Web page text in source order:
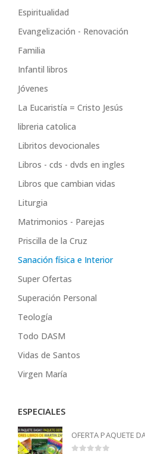
Espiritualidad
Evangelización - Renovación
Familia
Infantil libros
Jóvenes
La Eucaristía = Cristo Jesús
libreria catolica
Libritos devocionales
Libros - cds - dvds en ingles
Libros que cambian vidas
Liturgia
Matrimonios - Parejas
Priscilla de la Cruz
Sanación física e Interior
Super Ofertas
Superación Personal
Teología
Todo DASM
Vidas de Santos
Virgen María
ESPECIALES
OFERTA PAQUETE